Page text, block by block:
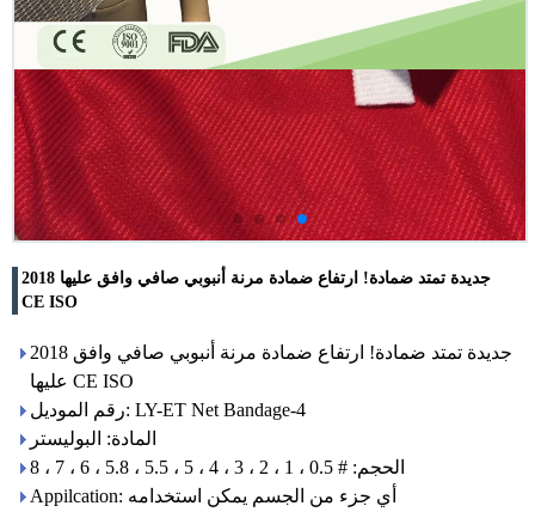
2018 جديدة تمتد ضمادة! ارتفاع ضمادة مرنة أنبوبي صافي وافق عليها
CE ISO
2018 جديدة تمتد ضمادة! ارتفاع ضمادة مرنة أنبوبي صافي وافق
عليها CE ISO
رقم الموديل: LY-ET Net Bandage-4
المادة: البوليستر
الحجم: # 0.5 ، 1 ، 2 ، 3 ، 4 ، 5 ، 5.5 ، 5.8 ، 6 ، 7 ، 8
Appilcation: أي جزء من الجسم يمكن استخدامه